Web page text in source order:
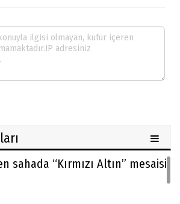
sahada “Kırmızı Altın” mesaisi